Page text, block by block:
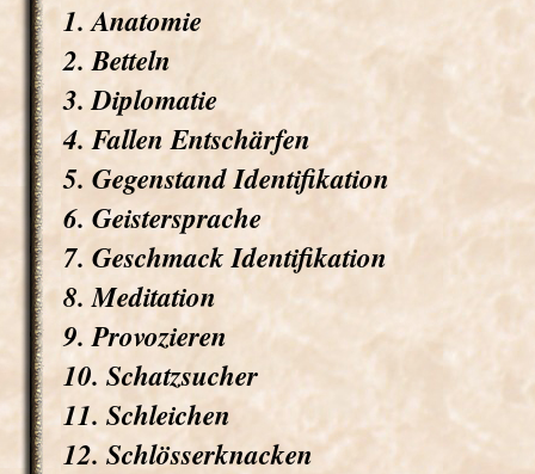
1. Anatomie
2. Betteln
3. Diplomatie
4. Fallen Entschärfen
5. Gegenstand Identifikation
6. Geistersprache
7. Geschmack Identifikation
8. Meditation
9. Provozieren
10. Schatzsucher
11. Schleichen
12. Schlösserknacken